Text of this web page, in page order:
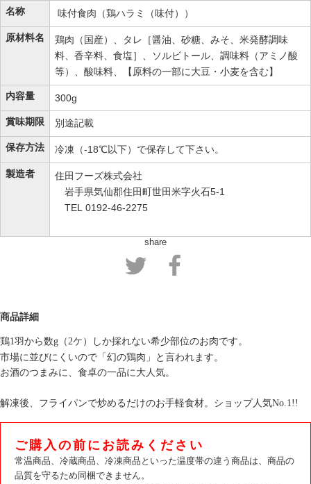
名称 味付食肉（鶏ハラミ（味付））
原材料名
鶏肉（国産）、タレ［醤油、砂糖、みそ、米発酵調味
料、香辛料、食塩］、ソルビトール、調味料（アミノ酸
等）、酸味料、【原料の一部に大豆・小麦を含む】
内容量 300g
賞味期限 別途記載
保存方法 冷凍（-18℃以下）で保存して下さい。
製造者
住田フーズ株式会社
岩手県気仙郡住田町世田米字火石5-1
TEL 0192-46-2275
share
商品詳細
鶏1羽から数g（2ケ）しか採れない希少部位のお肉です。
市場に並びにくいので「幻の鶏肉」と言われます。
お酒のつまみに、食卓の一品に大人気。
解凍後、フライパンで炒めるだけのお手軽食材。ショップ人気No.1!!
ご購入の前にお読みください
常温商品、冷蔵商品、冷凍商品といった温度帯の違う商品は、商品の
品質を守るため同梱できません。